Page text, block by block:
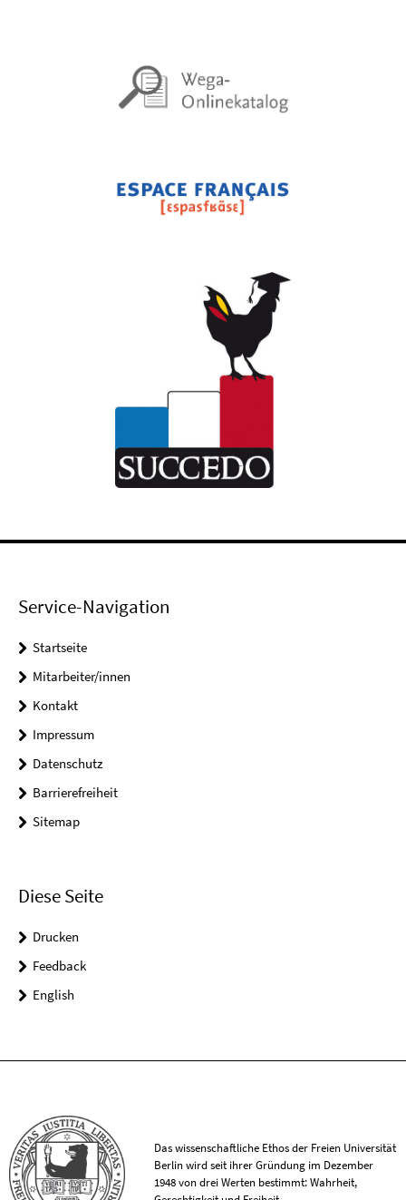
Service-Navigation
Startseite
Mitarbeiter/innen
Kontakt
Impressum
Datenschutz
Barrierefreiheit
Sitemap
Diese Seite
Drucken
Feedback
English
Das wissenschaftliche Ethos der Freien Universität
Berlin wird seit ihrer Gründung im Dezember
1948 von drei Werten bestimmt: Wahrheit,